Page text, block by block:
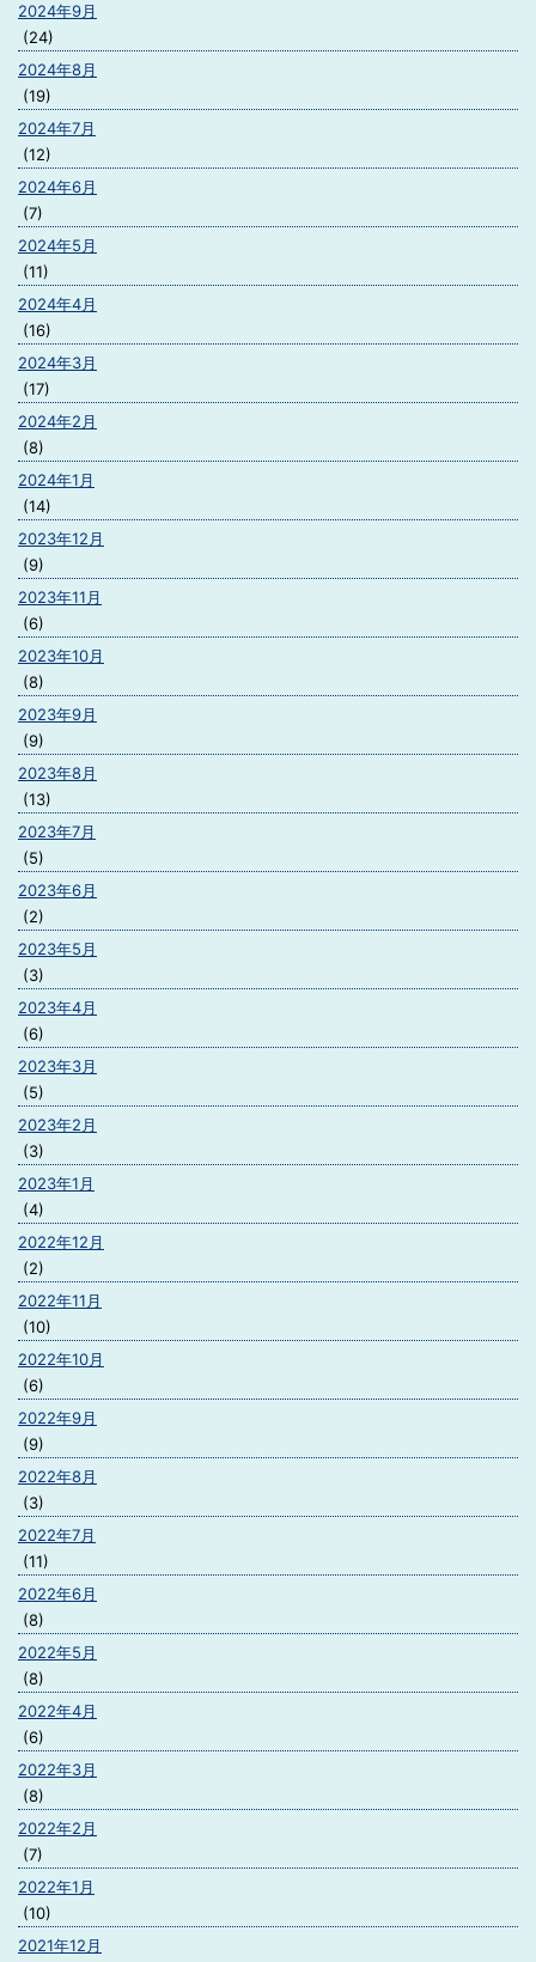
2024年9月
(24)
2024年8月
(19)
2024年7月
(12)
2024年6月
(7)
2024年5月
(11)
2024年4月
(16)
2024年3月
(17)
2024年2月
(8)
2024年1月
(14)
2023年12月
(9)
2023年11月
(6)
2023年10月
(8)
2023年9月
(9)
2023年8月
(13)
2023年7月
(5)
2023年6月
(2)
2023年5月
(3)
2023年4月
(6)
2023年3月
(5)
2023年2月
(3)
2023年1月
(4)
2022年12月
(2)
2022年11月
(10)
2022年10月
(6)
2022年9月
(9)
2022年8月
(3)
2022年7月
(11)
2022年6月
(8)
2022年5月
(8)
2022年4月
(6)
2022年3月
(8)
2022年2月
(7)
2022年1月
(10)
2021年12月